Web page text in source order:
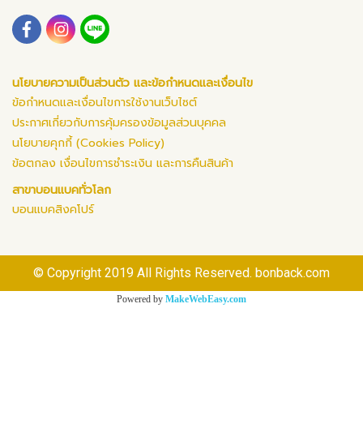
นโยบายความเป็นส่วนตัว และข้อกำหนดและเงื่อนไข
ข้อกำหนดและเงื่อนไขการใช้งานเว็บไซต์
ประกาศเกี่ยวกับการคุ้มครองข้อมูลส่วนบุคคล
นโยบายคุกกี้ (Cookies Policy)
ข้อตกลง เงื่อนไขการชำระเงิน และการคืนสินค้า
สาขาบอนแบคทั่วโลก
บอนแบคสิงคโปร์
© Copyright 2019 All Rights Reserved. bonback.com
Powered by MakeWebEasy.com